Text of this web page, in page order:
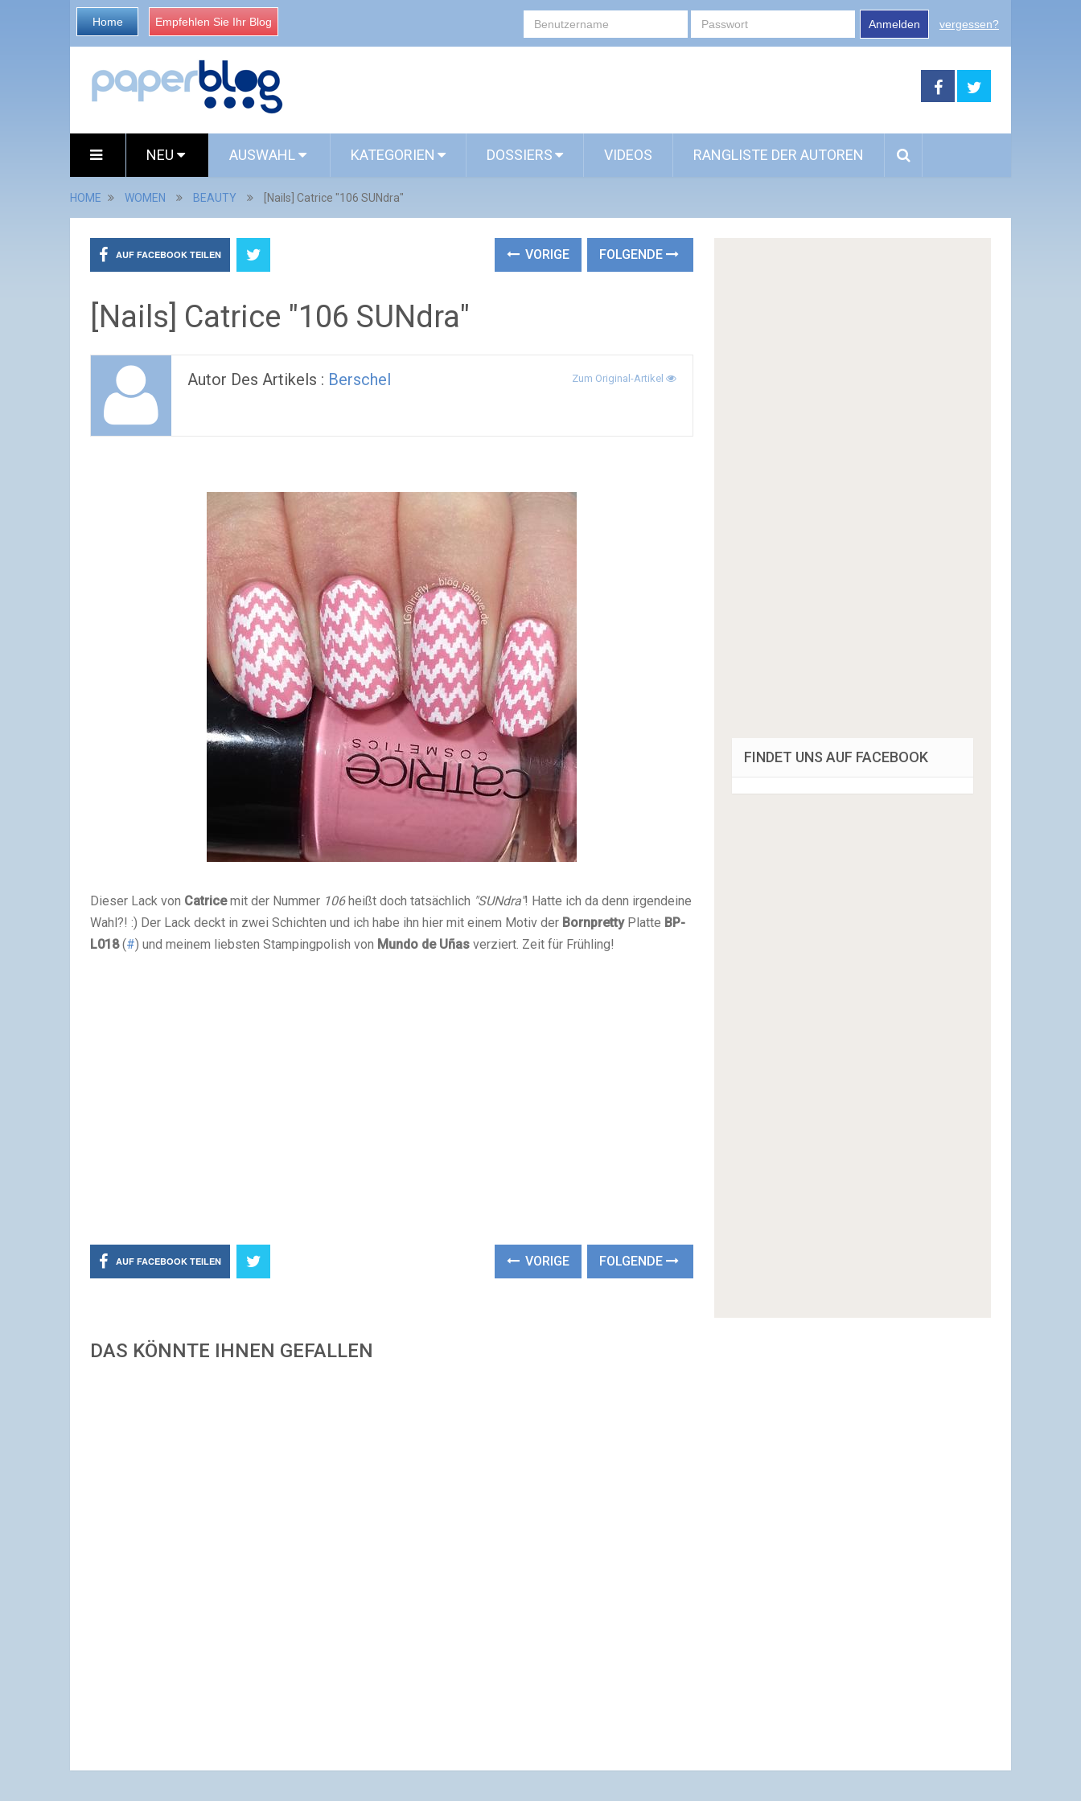
Home Empfehlen Sie Ihr Blog Anmelden vergessen?
NEU AUSWAHL KATEGORIEN DOSSIERS VIDEOS RANGLISTE DER AUTOREN
HOME WOMEN BEAUTY [Nails] Catrice "106 SUNdra"
AUF FACEBOOK TEILEN VORIGE FOLGENDE
[Nails] Catrice "106 SUNdra"
Autor Des Artikels : Berschel Zum Original-Artikel
Dieser Lack von Catricemit der Nummer 106heißt doch tatsächlich "SUNdra"! Hatte ich da denn irgendeine
Wahl?! :) Der Lack deckt in zwei Schichten und ich habe ihn hier mit einem Motiv der BornprettyPlatte BP-
L018(#) und meinem liebsten Stampingpolish von Mundo de Uñas verziert. Zeit für Frühling!
AUF FACEBOOK TEILEN VORIGE FOLGENDE
DAS KÖNNTE IHNEN GEFALLEN
FINDET UNS AUF FACEBOOK